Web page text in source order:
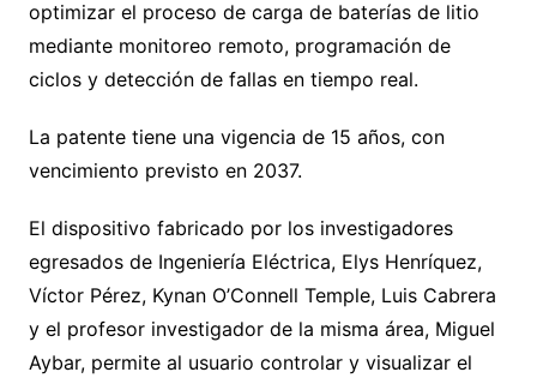
optimizar el proceso de carga de baterías de litio
mediante monitoreo remoto, programación de
ciclos y detección de fallas en tiempo real.
La patente tiene una vigencia de 15 años, con
vencimiento previsto en 2037.
El dispositivo fabricado por los investigadores
egresados de Ingeniería Eléctrica, Elys Henríquez,
Víctor Pérez, Kynan O’Connell Temple, Luis Cabrera
y el profesor investigador de la misma área, Miguel
Aybar, permite al usuario controlar y visualizar el